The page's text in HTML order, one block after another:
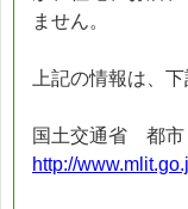
ません。
上記の情報は、
国土交通省 都市
http://